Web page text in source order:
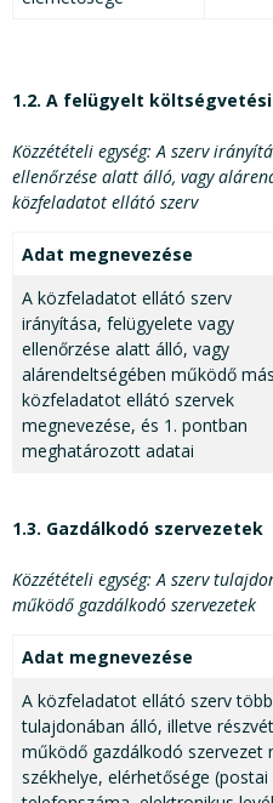
1.2. A felügyelt
Közzétételi egység: A szerv
ellenőrzése alatt álló, vagy
közfeladatot ellátó szerv
Adat megnevezése
A közfeladatot ellátó szerv
irányítása, felügyelete vagy
ellenőrzése alatt álló, vagy
alárendeltségében működő más
közfeladatot ellátó szervek
megnevezése, és 1. pontban
meghatározott adatai
1.3. Gazdálkodó szervezetek
Közzétételi egység: A szerv
működő gazdálkodó szervezetek
Adat megnevezése
A közfeladatot ellátó szerv
tulajdonában álló, illetve
működő gazdálkodó szervezet
székhelye, elérhetősége (postai